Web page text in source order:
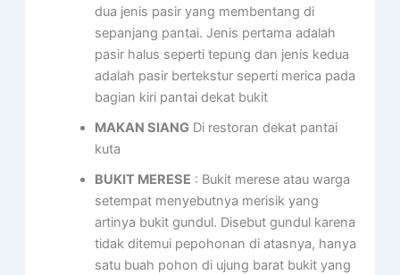
dua jenis pasir yang membentang di
sepanjang pantai. Jenis pertama adalah
pasir halus seperti tepung dan jenis kedua
adalah pasir bertekstur seperti merica pada
bagian kiri pantai dekat bukit
MAKAN SIANG Di restoran dekat pantai
kuta
BUKIT MERESE : Bukit merese atau warga
setempat menyebutnya merisik yang
artinya bukit gundul. Disebut gundul karena
tidak ditemui pepohonan di atasnya, hanya
satu buah pohon di ujung barat bukit yang